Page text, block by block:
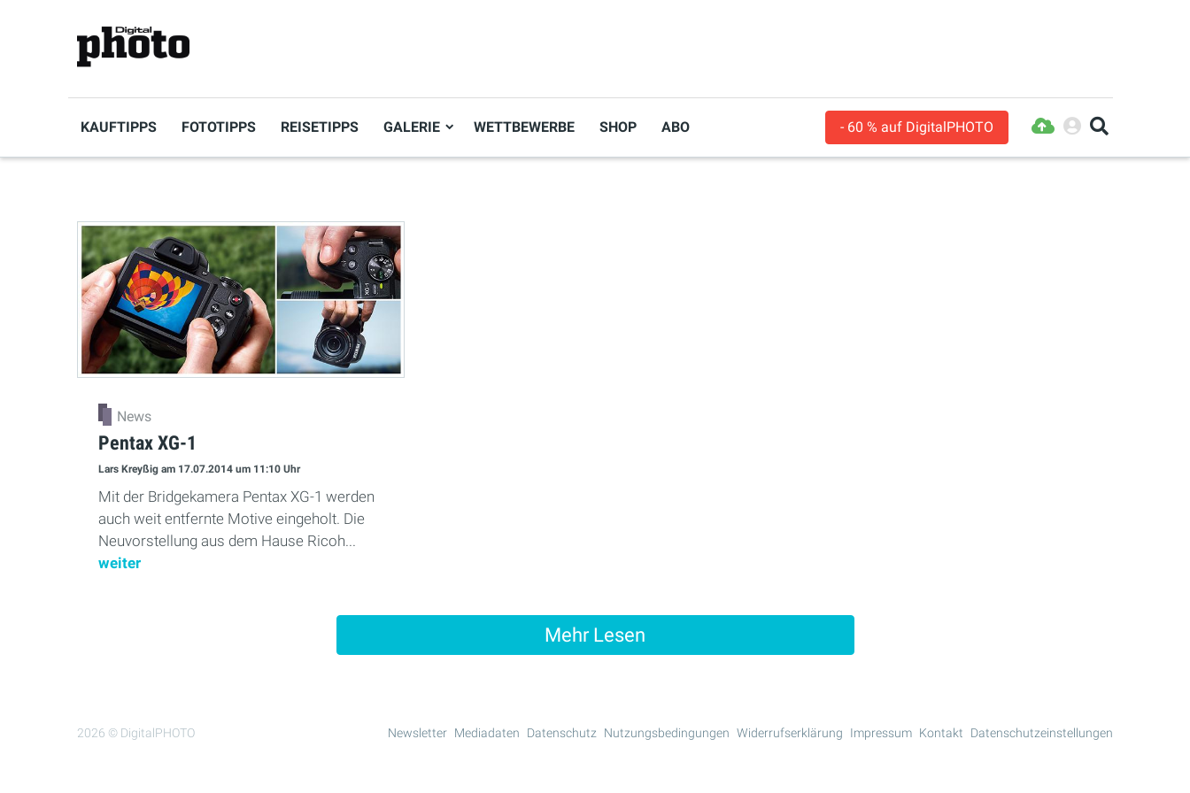
KAUFTIPPS FOTOTIPPS REISETIPPS GALERIE WETTBEWERBE SHOP ABO - 60 % auf DigitalPHOTO
News
Pentax XG-1
Lars Kreyßig am 17.07.2014 um 11:10 Uhr
Mit der Bridgekamera Pentax XG-1 werden
auch weit entfernte Motive eingeholt. Die
Neuvorstellung aus dem Hause Ricoh...
weiter
Mehr Lesen
2026 © DigitalPHOTO Newsletter Mediadaten Datenschutz Nutzungsbedingungen Widerrufserklärung Impressum Kontakt Datenschutzeinstellungen